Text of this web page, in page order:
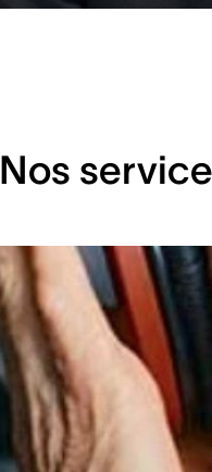
Nos